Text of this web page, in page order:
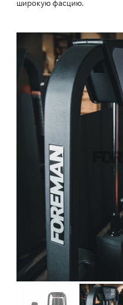
широкую фасцию.